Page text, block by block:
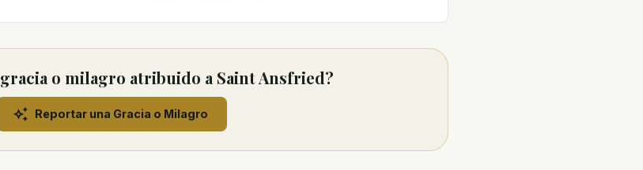
o milagro atribuido a Saint Ansfried?
Reportar una Gracia o Milagro